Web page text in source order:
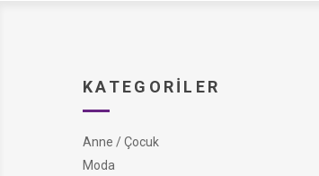
KATEGORILER
Anne / Çocuk
Moda